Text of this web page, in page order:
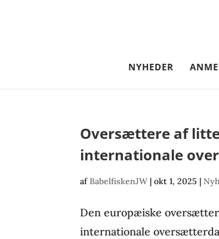
NYHEDER
Oversættere af
internationale
afBabelfiskenJW |okt 1, 2025 |
Den europæiske
internationale